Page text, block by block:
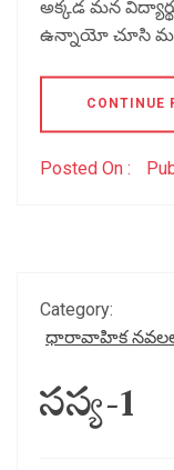
అక్కడ మన
ఉన్నాయో చూసి
CONTINUE
Posted On :
Category:
ధారావాహిక
సస్య-1